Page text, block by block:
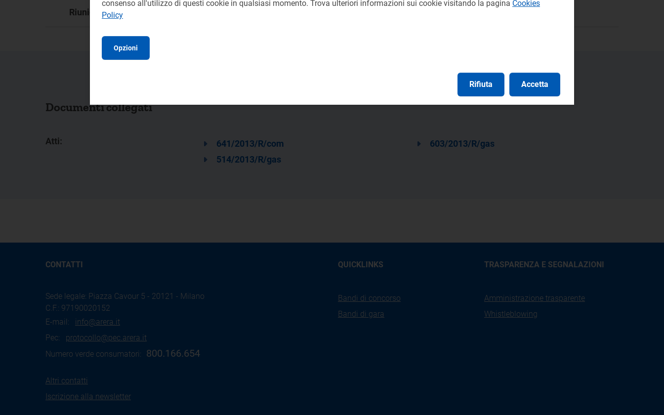
Riunione:
Documenti collegati
Atti: 641/2013/R/com
603/2013/R/gas
514/2013/R/gas
CONTATTI
Sede legale: Piazza Cavour 5 - 20121 - Milano
C.F.: 97190020152
E-mail: info@arera.it
Pec: protocollo@pec.arera.it
Numero verde consumatori:
800.166.654
Altri contatti
Iscrizione alla newsletter
QUICKLINKS
Bandi di concorso
Bandi di gara
TRASPARENZA E SEGNALAZIONI
Amministrazione trasparente
Whistleblowing
consenso all'utilizzo di questi cookie in qualsiasi momento. Trova ulteriori informazioni sui cookie visitando la pagina Cookies
Policy
Opzioni
Rifiuta Accetta